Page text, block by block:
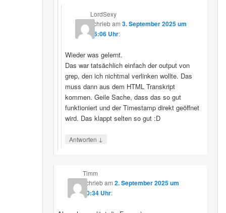
LordSexy
schriebam 3. September 2025 um
16:06 Uhr:
Wieder was gelernt.
Das war tatsächlich einfach der output von
grep, den ich nichtmal verlinken wollte. Das
muss dann aus dem HTML Transkript
kommen. Geile Sache, dass das so gut
funktioniert und der Timestamp direkt geöffnet
wird. Das klappt selten so gut :D
Antworten ↓
Timm
schriebam 2. September 2025 um
10:34 Uhr: